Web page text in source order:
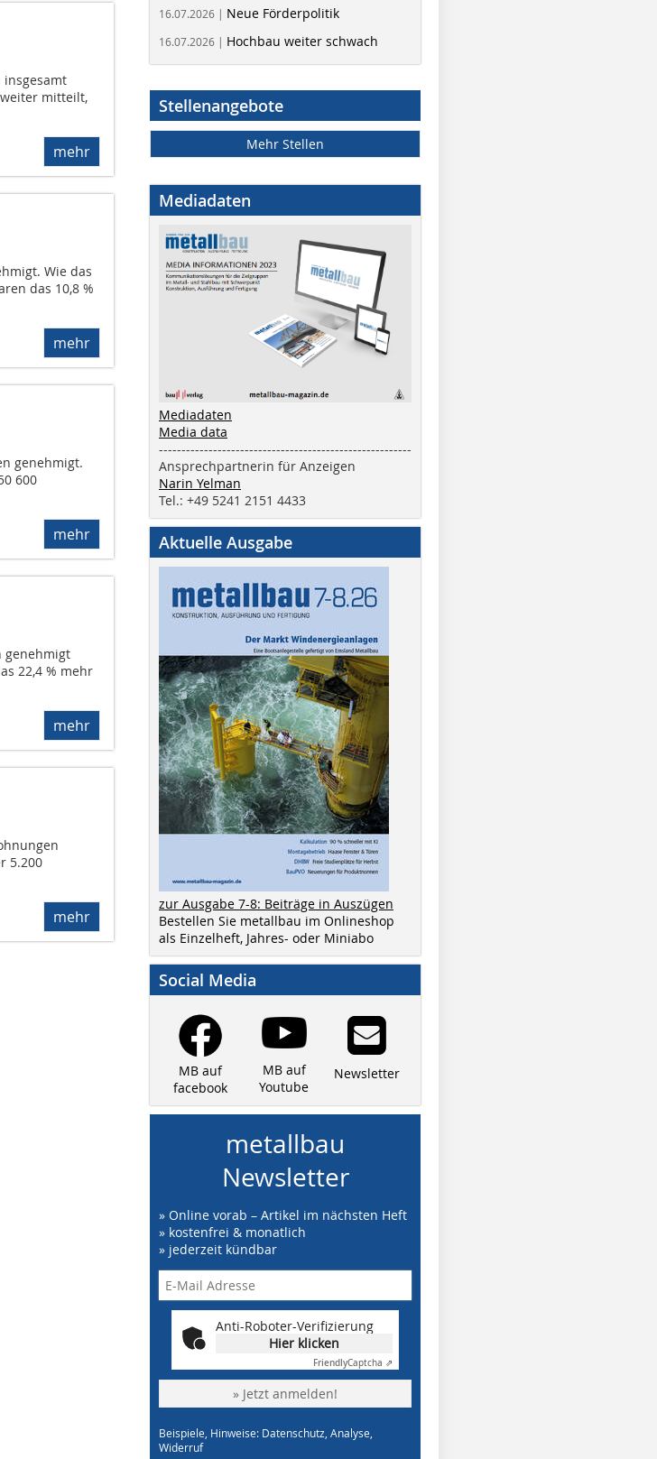
insgesamt
mitteilt,
mehr
Wie das
das 10,8 %
mehr
genehmigt.
600
mehr
genehmigt
22,4 % mehr
mehr
5.200
mehr
16.07.2026 | Neue Förderpolitik
16.07.2026 | Hochbau weiter schwach
Stellenangebote
Mehr Stellen
Mediadaten
Mediadaten
Media data
--------------------------------------------------------
Ansprechpartnerin für Anzeigen
Narin Yelman
Tel.: +49 5241 2151 4433
Aktuelle Ausgabe
zur Ausgabe 7-8: Beiträge in Auszügen
Bestellen Sie metallbau im Onlineshop
als Einzelheft, Jahres- oder Miniabo
Social Media
MB auf
facebook
MB auf
Youtube
Newsletter
metallbau
Newsletter
» Online vorab – Artikel im nächsten Heft
» kostenfrei & monatlich
» jederzeit kündbar
Anti-Roboter-Verifizierung
Hier klicken
FriendlyCaptcha ⇗
» Jetzt anmelden!
Beispiele, Hinweise: Datenschutz, Analyse,
Widerruf